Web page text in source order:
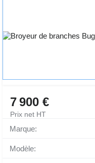
7 900 €
Prix net HT
Marque:
Modèle: